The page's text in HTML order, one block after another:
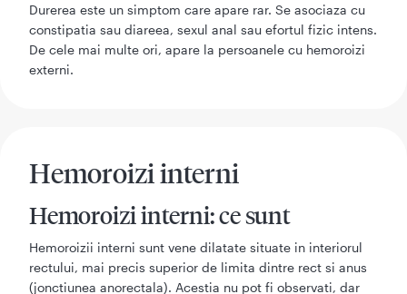
Durerea este un simptom care apare rar. Se asociaza cu
constipatia sau diareea, sexul anal sau efortul fizic intens.
De cele mai multe ori, apare la persoanele cu hemoroizi
externi.
Hemoroizi interni
Hemoroizi interni: ce sunt
Hemoroizii interni sunt vene dilatate situate in interiorul
rectului, mai precis superior de limita dintre rect si anus
(jonctiunea anorectala). Acestia nu pot fi observati, dar